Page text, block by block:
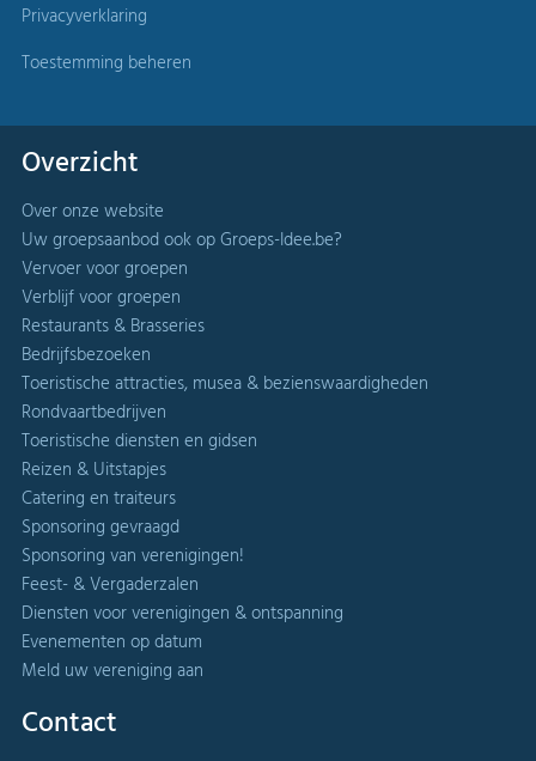
Privacyverklaring
Toestemming beheren
Overzicht
Over onze website
Uw groepsaanbod ook op Groeps-Idee.be?
Vervoer voor groepen
Verblijf voor groepen
Restaurants & Brasseries
Bedrijfsbezoeken
Toeristische attracties, musea & bezienswaardigheden
Rondvaartbedrijven
Toeristische diensten en gidsen
Reizen & Uitstapjes
Catering en traiteurs
Sponsoring gevraagd
Sponsoring van verenigingen!
Feest- & Vergaderzalen
Diensten voor verenigingen & ontspanning
Evenementen op datum
Meld uw vereniging aan
Contact